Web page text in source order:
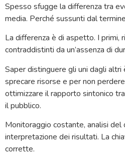
Spesso sfugge la differenza tra
media. Perché sussunti dal
La differenza è di aspetto. I primi,
contraddistinti da un’assenza di
Saper distinguere gli uni dagli altri
sprecare risorse e per non
ottimizzare il rapporto sintonico
il pubblico.
Monitoraggio costante, analisi
interpretazione dei risultati. La
corrette.